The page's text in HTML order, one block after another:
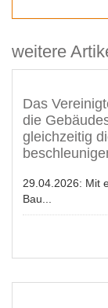
weitere
Das
die
gleichzeitig
29.04.2026: Mit
Bau...